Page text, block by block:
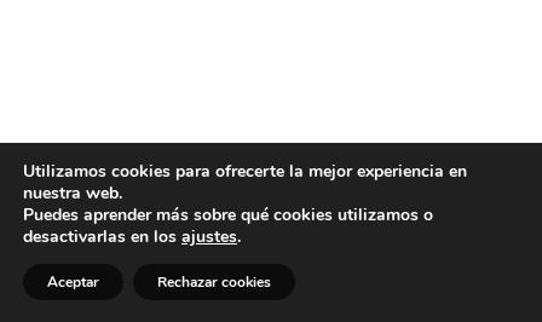
Utilizamos cookies para ofrecerte la mejor experiencia en
nuestra web.
Puedes aprender más sobre qué cookies utilizamos o
desactivarlas en los ajustes.
Aceptar Rechazar cookies